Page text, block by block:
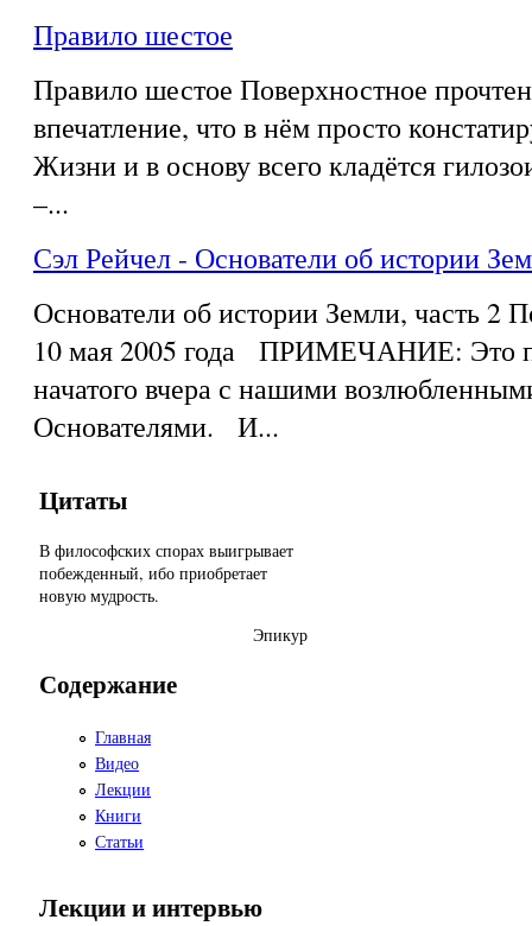
Правило шестое
Правило шестое Поверхностное
впечатление, что в нём просто
Жизни и в основу всего кладётся
–...
Сэл Рейчел - Основатели об истории
Основатели об истории Земли, часть 2
10 мая 2005 года ПРИМЕЧАНИЕ: Это
начатого вчера с нашими
Основателями. И...
Цитаты
В философских спорах выигрывает
побежденный, ибо приобретает
новую мудрость.
Эпикур
Содержание
Главная
Видео
Лекции
Книги
Статьи
Лекции и интервью